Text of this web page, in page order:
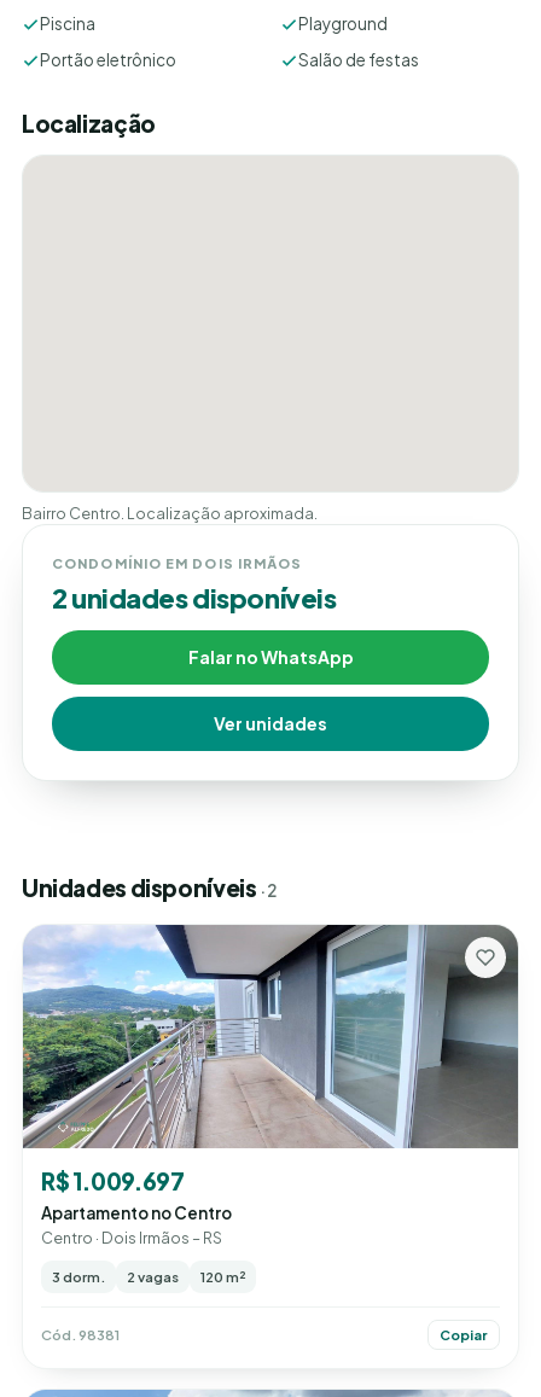
Piscina
Playground
Portão eletrônico
Salão de festas
Localização
Bairro Centro. Localização aproximada.
CONDOMÍNIO EM DOIS IRMÃOS
2 unidades disponíveis
Falar no WhatsApp
Ver unidades
Unidades disponíveis · 2
R$ 1.009.697
Apartamento no Centro
Centro · Dois Irmãos – RS
3 dorm. 2 vagas 120 m²
Cód. 98381 Copiar